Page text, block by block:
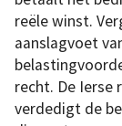
reële winst.
aanslagvoet
recht. De Ierse
verdedigt de